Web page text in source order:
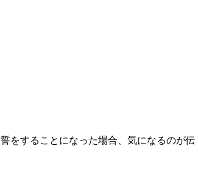
をすることになった場合、気になるのが伝